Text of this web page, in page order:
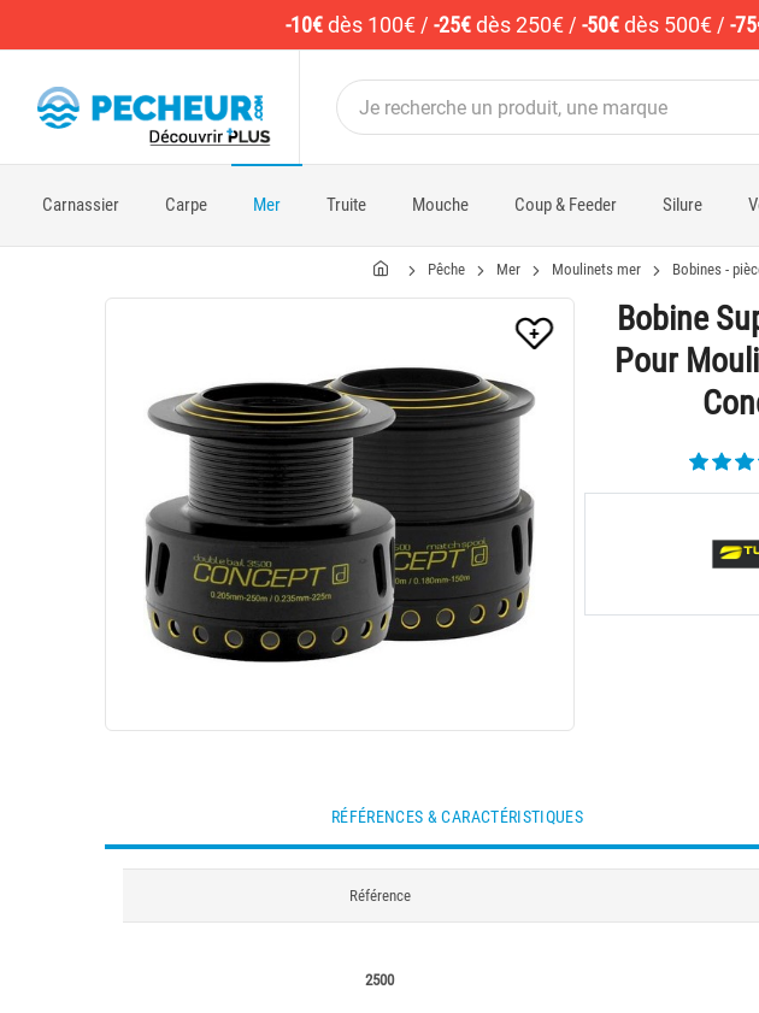
-10€dès 100€ / -25€dès 250€ / -50€dès 500€ / -
Carnassier Carpe Mer Truite Mouche Coup & Feeder Silure
Pêche Mer Moulinets mer Bobines -
Bobine
Pour
RÉFÉRENCES & CARACTÉRISTIQUES
Référence
2500